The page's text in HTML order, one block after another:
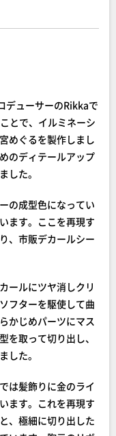
デューサーのRikkaで
とで、イルミネーシ
めぐるを製作しまし
のディテールアップ
した。
の成型色になってい
ます。ここを再現す
、市販デカールシー
ールにツヤ消しクリ
フターを駆使して曲
かじめパーツにマス
を取って切り出し、
した。
は髪飾りに金のライ
ます。これを再現す
、極細に切り出した